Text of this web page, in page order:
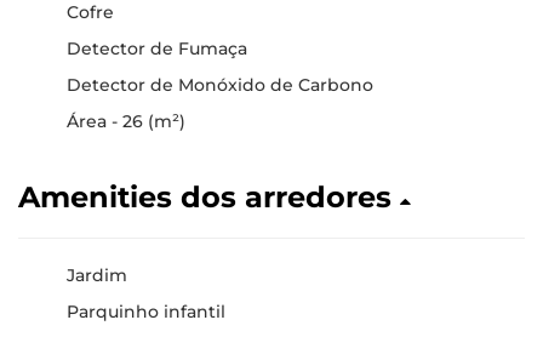
Cofre
Detector de Fumaça
Detector de Monóxido de Carbono
Área - 26 (m²)
Amenities dos arredores
Jardim
Parquinho infantil